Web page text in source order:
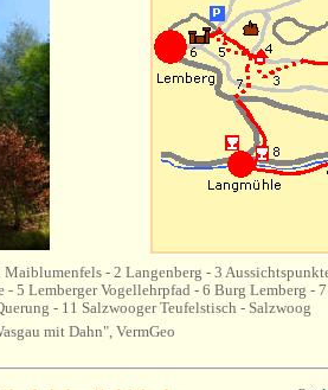
Maiblumenfels - 2 Langenberg - 3
5 Lemberger Vogellehrpfad - 6 Burg Lemberg -
- 11 Salzwooger Teufelstisch - Salzwoog
mit Dahn", VermGeo